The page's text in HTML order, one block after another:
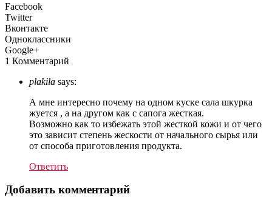
Facebook
Twitter
Вконтакте
Одноклассники
Google+
1 Комментарий
plakila says:
А мне интересно почему на одном куске сала шкурка
жуется , а на другом как с сапога жесткая.
Возможно как то избежать этой жесткой кожи и от чего
это зависит степень жескости от начального сырья или
от способа приготовления продукта.
Ответить
Добавить комментарий